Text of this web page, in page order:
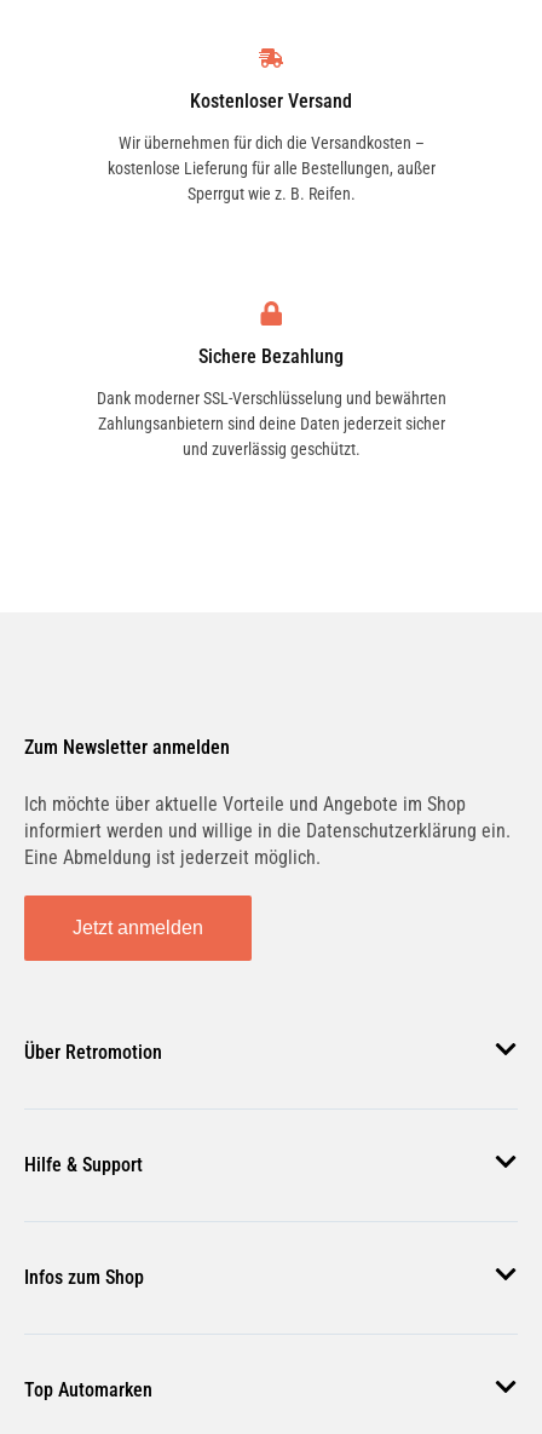
Kostenloser Versand
Wir übernehmen für dich die Versandkosten –
kostenlose Lieferung für alle Bestellungen, außer
Sperrgut wie z. B. Reifen.
Sichere Bezahlung
Dank moderner SSL-Verschlüsselung und bewährten
Zahlungsanbietern sind deine Daten jederzeit sicher
und zuverlässig geschützt.
Zum Newsletter anmelden
Ich möchte über aktuelle Vorteile und Angebote im Shop
informiert werden und willige in die Datenschutzerklärung ein.
Eine Abmeldung ist jederzeit möglich.
Jetzt anmelden
Über Retromotion
Unsere Jobs
Magazin
Hilfe & Support
Zahlungsmethoden
Versand & Lieferung
Rückgabe & Erstattung
Infos zum Shop
Nutzungsbedingungen
Top Automarken